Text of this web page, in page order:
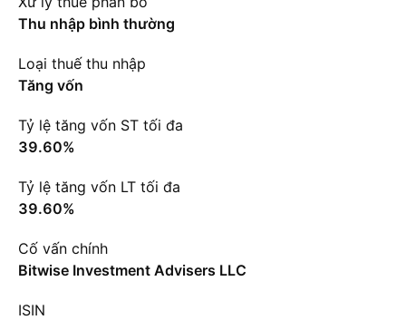
Thu nhập bình thường
Loại thuế thu nhập
Tăng vốn
Tỷ lệ tăng vốn ST tối đa
39.60%
Tỷ lệ tăng vốn LT tối đa
39.60%
Cố vấn chính
Bitwise Investment Advisers LLC
ISIN